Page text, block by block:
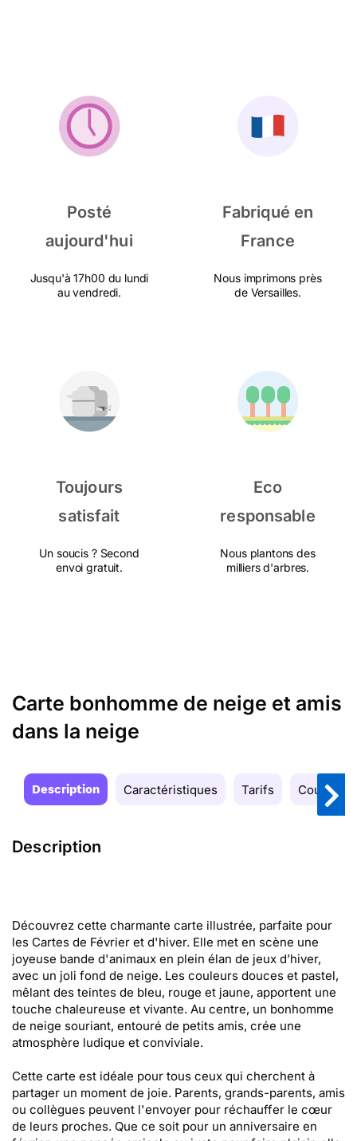
Posté
aujourd'hui
Jusqu'à 17h00 du lundi
au vendredi.
Fabriqué en
France
Nous imprimons près
de Versailles.
Toujours
satisfait
Un soucis ? Second
envoi gratuit.
Eco
responsable
Nous plantons des
milliers d'arbres.
Carte bonhomme de neige et amis
dans la neige
Description Caractéristiques Tarifs Couleurs
Description
Découvrez cette charmante carte illustrée, parfaite pour
les Cartes de Février et d'hiver. Elle met en scène une
joyeuse bande d'animaux en plein élan de jeux d’hiver,
avec un joli fond de neige. Les couleurs douces et pastel,
mêlant des teintes de bleu, rouge et jaune, apportent une
touche chaleureuse et vivante. Au centre, un bonhomme
de neige souriant, entouré de petits amis, crée une
atmosphère ludique et conviviale.
Cette carte est idéale pour tous ceux qui cherchent à
partager un moment de joie. Parents, grands-parents, amis
ou collègues peuvent l'envoyer pour réchauffer le cœur
de leurs proches. Que ce soit pour un anniversaire en